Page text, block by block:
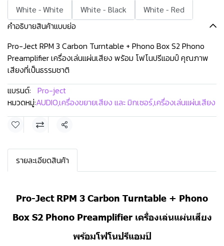
White - White
White - Black White - Red
คำอธิบายสินค้าแบบย่อ
Pro-Ject RPM 3 Carbon Turntable + Phono Box S2 Phono
Preamplifier เครื่องเล่นแผ่นเสียง พร้อม โฟโนปรีแอมป์ คุณภาพ
เสียงที่เป็นธรรมชาติ
แบรนด์: Pro-ject
หมวดหมู่:AUDIO,เครื่องขยายเสียง และ มิกเซอร์,เครื่องเล่นแผ่นเสียง
แชร์
รายละเอียดสินค้า
Pro-Ject RPM 3 Carbon Turntable + Phono
Box S2 Phono Preamplifier เครื่องเล่นแผ่นเสียง
พร้อมโฟโนปรีแอมป์